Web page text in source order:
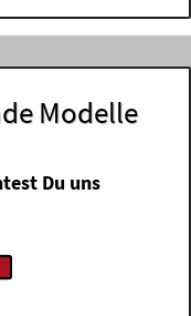
Modelle
Du uns